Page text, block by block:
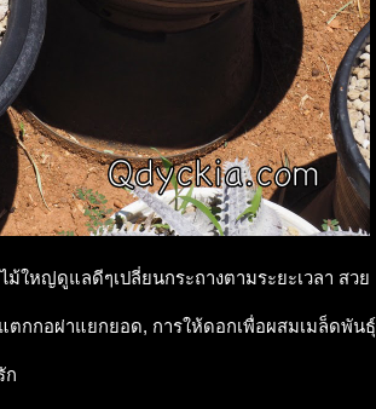
หญ่ดูแลดีๆเปลี่ยนกระถางตามระยะเวลา สวย
ตกกอผ่าแยกยอด, การให้ดอกเพื่อผสมเมล็ดพันธุ์
ก